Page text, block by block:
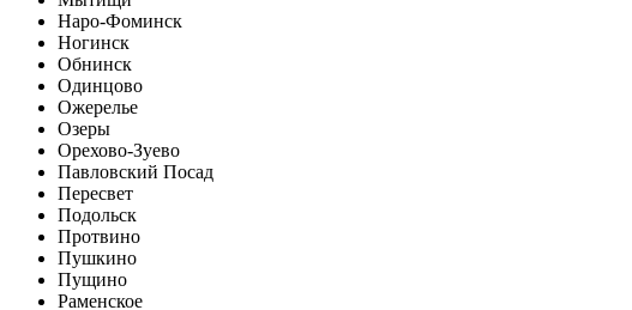
Наро-Фоминск
Ногинск
Обнинск
Одинцово
Ожерелье
Озеры
Орехово-Зуево
Павловский Посад
Пересвет
Подольск
Протвино
Пушкино
Пущино
Раменское